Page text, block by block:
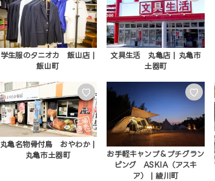
学生服のタニオカ 飯山店 |
飯山町
文具生活 丸亀店 | 丸亀市
土器町
♡
丸亀名物骨付鳥 おやわか |
丸亀市土器町
♡
お手軽キャンプ＆プチグラン
ピング ASKIA（アスキ
ア） | 綾川町